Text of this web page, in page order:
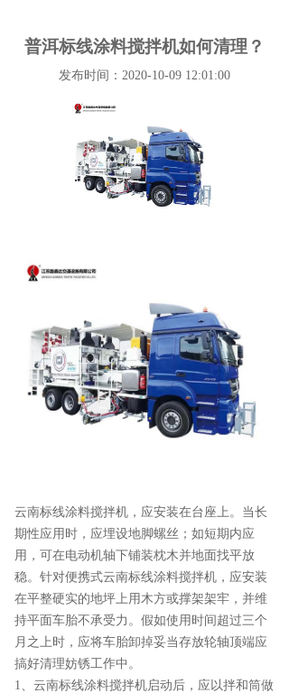
普洱标线涂料搅拌机如何清理？
发布时间：2020-10-09 12:01:00
云南标线涂料搅拌机，应安装在台座上。当长
期性应用时，应埋设地脚螺丝；如短期内应
用，可在电动机轴下铺装枕木并地面找平放
稳。针对便携式云南标线涂料搅拌机，应安装
在平整硬实的地坪上用木方或撑架架牢，并维
持平面车胎不承受力。假如使用时间超过三个
月之上时，应将车胎卸掉妥当存放轮轴顶端应
搞好清理妨锈工作中。
1、云南标线涂料搅拌机启动后，应以拌和筒做